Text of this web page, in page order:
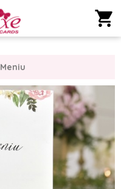
shopping_cart
Meniu